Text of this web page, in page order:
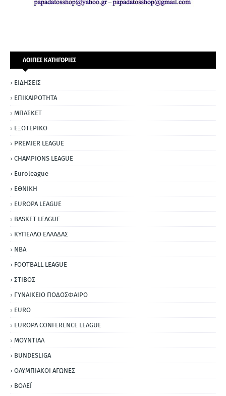
ΛΟΙΠΕΣ ΚΑΤΗΓΟΡΙΕΣ
ΕΙΔΗΣΕΙΣ
ΕΠΙΚΑΙΡΟΤΗΤΑ
ΜΠΑΣΚΕΤ
ΕΞΩΤΕΡΙΚΟ
PREMIER LEAGUE
CHAMPIONS LEAGUE
Euroleague
ΕΘΝΙΚΗ
EUROPA LEAGUE
BASKET LEAGUE
ΚΥΠΕΛΛΟ ΕΛΛΑΔΑΣ
NBA
FOOTBALL LEAGUE
ΣΤΙΒΟΣ
ΓΥΝΑΙΚΕΙΟ ΠΟΔΟΣΦΑΙΡΟ
EURO
EUROPA CONFERENCE LEAGUE
ΜΟΥΝΤΙΑΛ
BUNDESLIGA
ΟΛΥΜΠΙΑΚΟΙ ΑΓΩΝΕΣ
ΒΟΛΕΪ